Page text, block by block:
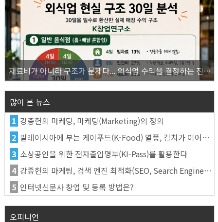
재료비가 아니라 구조가 문제다... 외식업 수익을 결정하는 진짜 숫자의 비밀
많이 본 뉴스
1 강종헌의 마케팅, 마케팅(Marketing)의 정의
2 말레이시아에 부는 케이푸드(K-Food) 열풍, 김치가 이어간다
3 소상공인을 위한 전자출입명부(KI-Pass)를 활용한다
4 강종헌의 마케팅, 검색 엔진 최적화(SEO, Search Engine Optimization)란
5 인터넷신문사 창업 및 등록 방법은?
오피니언